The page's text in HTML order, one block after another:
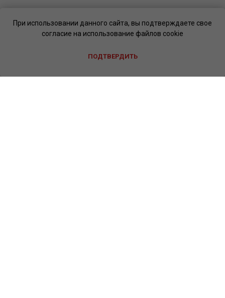
При использовании данного сайта, вы подтверждаете свое
согласие на использование файлов cookie
ПОДТВЕРДИТЬ